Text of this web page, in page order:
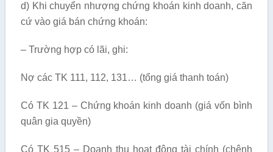
d) Khi chuyển nhượng chứng khoán kinh doanh, căn
cứ vào giá bán chứng khoán:
– Trường hợp có lãi, ghi:
Nợ các TK 111, 112, 131… (tổng giá thanh toán)
Có TK 121 – Chứng khoán kinh doanh (giá vốn bình
quân gia quyền)
Có TK 515 – Doanh thu hoạt động tài chính (chênh